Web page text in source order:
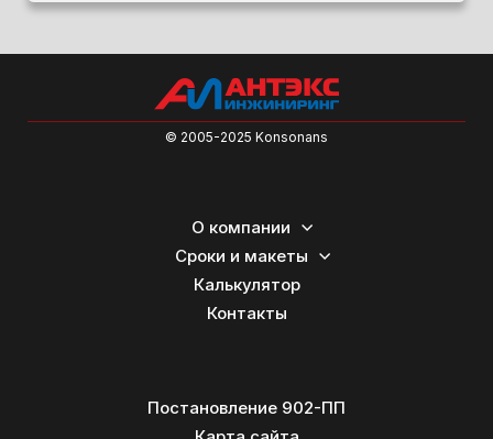
© 2005-2025 Konsonans
О компании
Сроки и макеты
Калькулятор
Контакты
Постановление 902-ПП